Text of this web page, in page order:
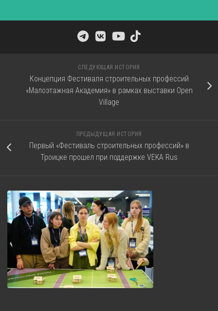
СЛЕДУЮЩАЯ ИСТОРИЯ
Концепция Фестиваля строительных профессий
«Малоэтажная Академия» в рамках выставки Open
Village
ПРЕДЫДУЩАЯ ИСТОРИЯ
Первый «Фестиваль строительных профессий» в
Троицке прошел при поддержке VEKA Rus